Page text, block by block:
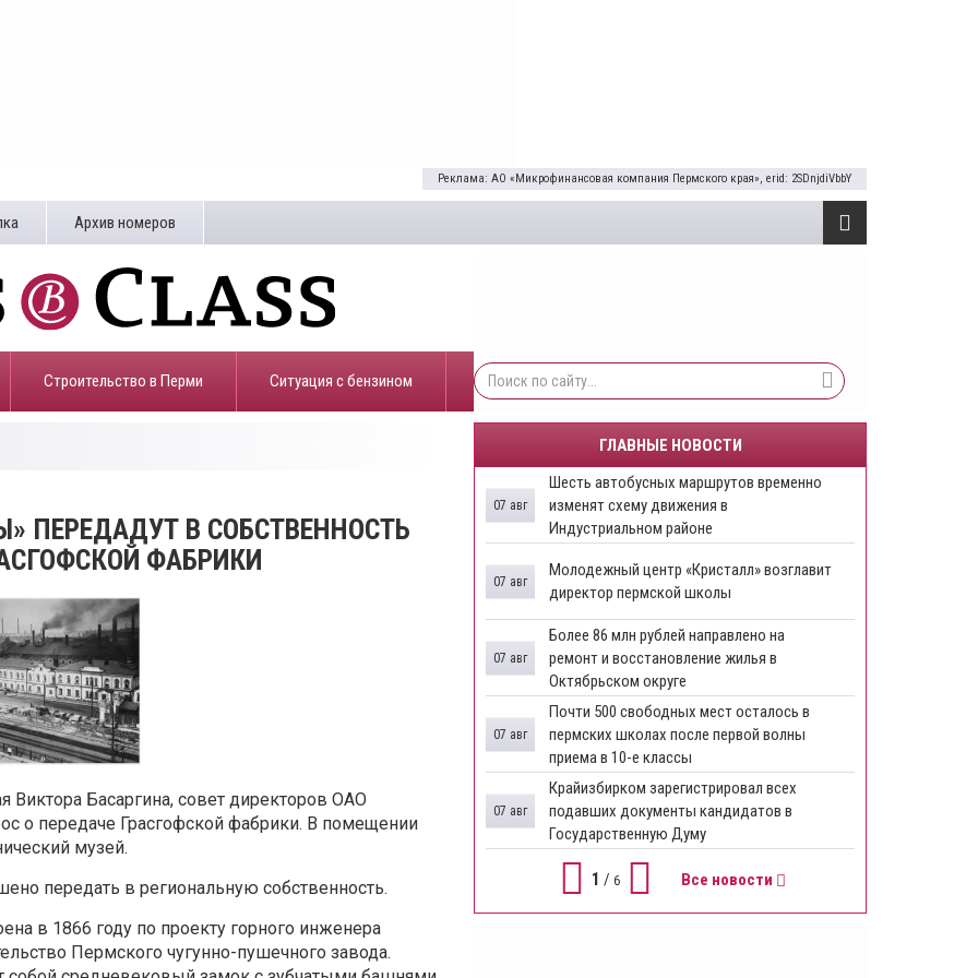
Реклама: АО «Микрофинансовая компания Пермского края», erid: 2SDnjdiVbbY
Архив номеров
Строительство в Перми ​Ситуация с бензином
ПЕРЕДАДУТ В СОБСТВЕННОСТЬ
ФАБРИКИ
Басаргина, совет директоров ОАО
о передаче Грасгофской фабрики. В помещении
музей.
передать в региональную собственность.
в 1866 году по проекту горного инженера
Пермского чугунно-пушечного завода.
ГЛАВНЫЕ НОВОСТИ
Шесть автобусных маршрутов временно
изменят схему движения в
Индустриальном районе
07 авг
Молодежный центр «Кристалл» возглавит
директор пермской школы
07 авг
Более 86 млн рублей направлено на
ремонт и восстановление жилья в
Октябрьском округе
07 авг
Почти 500 свободных мест осталось в
пермских школах после первой волны
приема в 10-е классы
07 авг
Крайизбирком зарегистрировал всех
подавших документы кандидатов в
Государственную Думу
07 авг
1 / 6 Все новости